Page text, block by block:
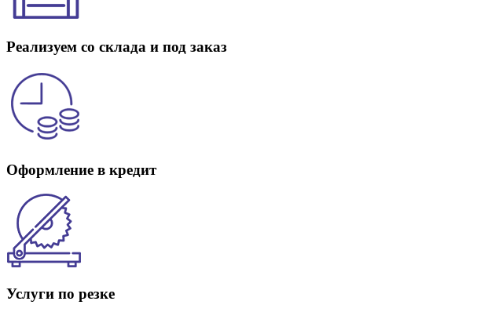
Реализуем со склада и под заказ
Оформление в кредит
Услуги по резке